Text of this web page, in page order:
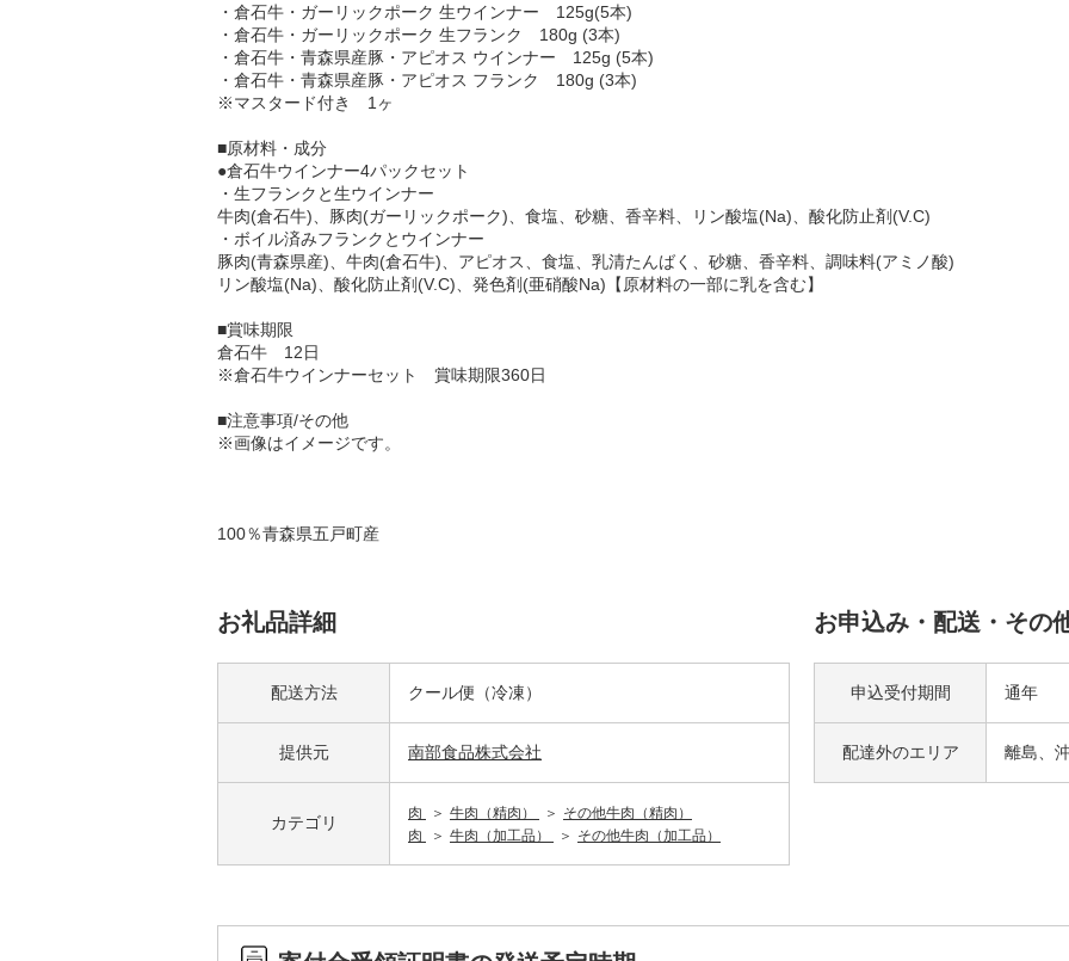
・倉石牛・ガーリックポーク 生ウインナー 125g(5本)
・倉石牛・ガーリックポーク 生フランク 180g (3本)
・倉石牛・青森県産豚・アピオス ウインナー 125g (5本)
・倉石牛・青森県産豚・アピオス フランク 180g (3本)
※マスタード付き 1ヶ
■原材料・成分
●倉石牛ウインナー4パックセット
・生フランクと生ウインナー
牛肉(倉石牛)、豚肉(ガーリックポーク)、食塩、砂糖、香辛料、リン酸塩(Na)、酸化防止剤(V.C)
・ボイル済みフランクとウインナー
豚肉(青森県産)、牛肉(倉石牛)、アピオス、食塩、乳清たんばく、砂糖、香辛料、調味料(アミノ酸)
リン酸塩(Na)、酸化防止剤(V.C)、発色剤(亜硝酸Na)【原材料の一部に乳を含む】
■賞味期限
倉石牛 12日
※倉石牛ウインナーセット 賞味期限360日
■注意事項/その他
※画像はイメージです。
100％青森県五戸町産
お礼品詳細
配送方法 クール便（冷凍）
提供元 南部食品株式会社
カテゴリ 肉 牛肉（精肉）
その他牛肉（精肉）
肉
牛肉（加工品） その他牛肉（加工品）
お申込み・配送・その
申込受付期間 通年
配達外のエリア 離島、